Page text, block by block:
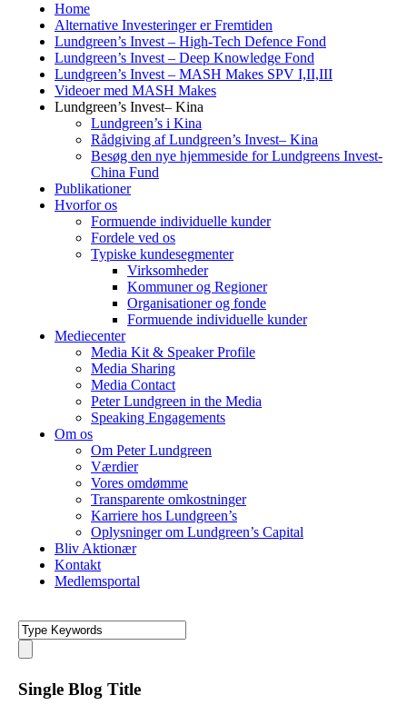
Home
Alternative Investeringer er Fremtiden
Lundgreen’s Invest – High-Tech Defence Fond
Lundgreen’s Invest – Deep Knowledge Fond
Lundgreen’s Invest – MASH Makes SPV I,II,III
Videoer med MASH Makes
Lundgreen’s Invest– Kina
Lundgreen’s i Kina
Rådgiving af Lundgreen’s Invest– Kina
Besøg den nye hjemmeside for Lundgreens Invest-
China Fund
Publikationer
Hvorfor os
Formuende individuelle kunder
Fordele ved os
Typiske kundesegmenter
Virksomheder
Kommuner og Regioner
Organisationer og fonde
Formuende individuelle kunder
Mediecenter
Media Kit & Speaker Profile
Media Sharing
Media Contact
Peter Lundgreen in the Media
Speaking Engagements
Om os
Om Peter Lundgreen
Værdier
Vores omdømme
Transparente omkostninger
Karriere hos Lundgreen’s
Oplysninger om Lundgreen’s Capital
Bliv Aktionær
Kontakt
Medlemsportal
Single Blog Title